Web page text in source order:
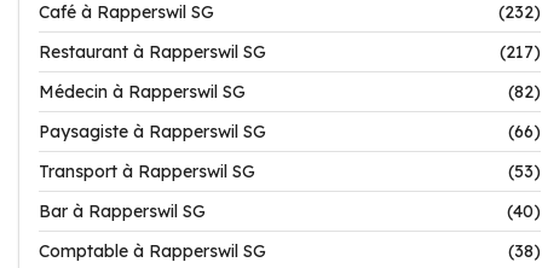
Café à Rapperswil SG
(232)
Restaurant à Rapperswil SG
(217)
Médecin à Rapperswil SG
(82)
Paysagiste à Rapperswil SG
(66)
Transport à Rapperswil SG
(53)
Bar à Rapperswil SG
(40)
Comptable à Rapperswil SG
(38)